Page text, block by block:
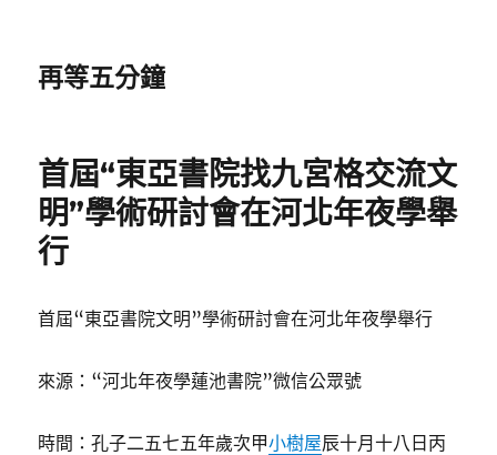
再等五分鐘
首屆“東亞書院找九宮格交流文
明”學術研討會在河北年夜學舉
行
首屆“東亞書院文明”學術研討會在河北年夜學舉行
來源：“河北年夜學蓮池書院”微信公眾號
時間：孔子二五七五年歲次甲小樹屋辰十月十八日丙